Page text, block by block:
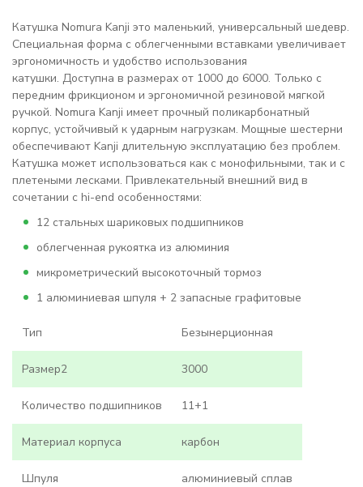
Катушка Nomura Kanji это маленький, универсальный шедевр.
Специальная форма с облегченными вставками увеличивает
эргономичность и удобство использования
катушки. Доступна в размерах от 1000 до 6000. Только с
передним фрикционом и эргономичной резиновой мягкой
ручкой. Nomura Kanji имеет прочный поликарбонатный
корпус, устойчивый к ударным нагрузкам. Мощные шестерни
обеспечивают Kanji длительную эксплуатацию без проблем.
Катушка может использоваться как с монофильными, так и с
плетеными лесками. Привлекательный внешний вид в
сочетании с hi-end особенностями:
12 стальных шариковых подшипников
облегченная рукоятка из алюминия
микрометрический высокоточный тормоз
1 алюминиевая шпуля + 2 запасные графитовые
Тип Безынерционная
Размер2 3000
Количество подшипников 11+1
Материал корпуса карбон
Шпуля алюминиевый сплав